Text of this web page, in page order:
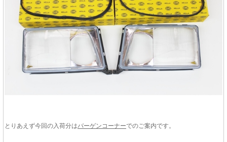
とりあえず今回の入荷分はバーゲンコーナーでのご案内です。